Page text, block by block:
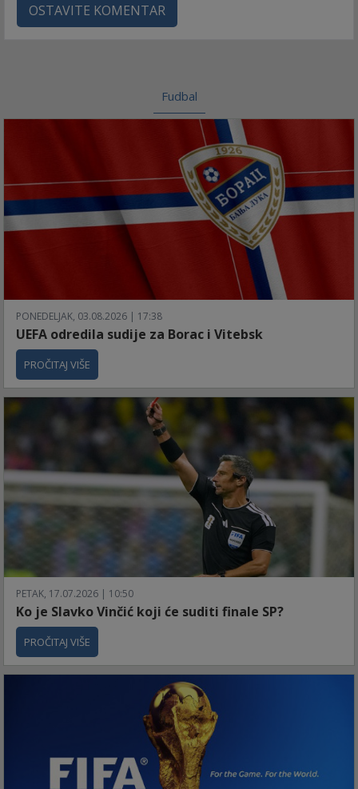
OSTAVITE KOMENTAR
Fudbal
PONEDELJAK, 03.08.2026 | 17:38
UEFA odredila sudije za Borac i Vitebsk
PROČITAJ VIŠE
PETAK, 17.07.2026 | 10:50
Ko je Slavko Vinčić koji će suditi finale SP?
PROČITAJ VIŠE